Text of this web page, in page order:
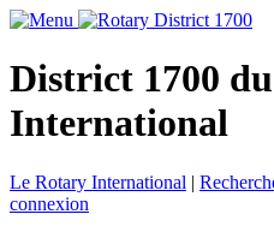
District 1700
International
Le Rotary International |
connexion